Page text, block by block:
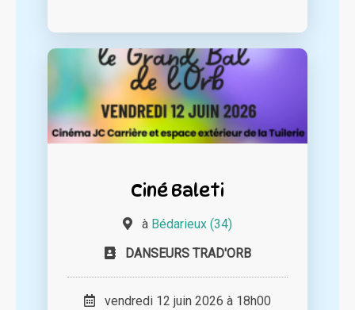
Ciné Baleti
à Bédarieux (34)
DANSEURS TRAD'ORB
vendredi 12 juin 2026 à 18h00